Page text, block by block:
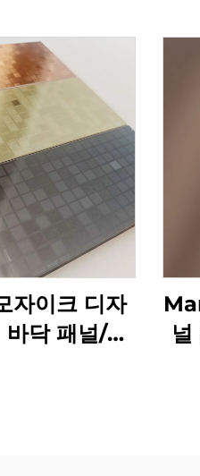
자이크 디자
닥 패널/판
널